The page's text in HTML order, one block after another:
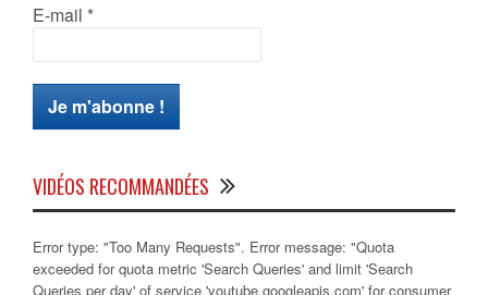
E-mail *
VIDÉOS RECOMMANDÉES
Error type: "Too Many Requests". Error message: "Quota
exceeded for quota metric 'Search Queries' and limit 'Search
Queries per day' of service 'youtube.googleapis.com' for consumer